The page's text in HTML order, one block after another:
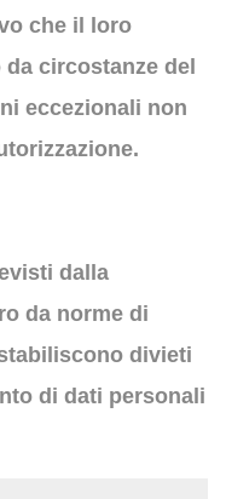
che il loro
circostanze del
eccezionali non
dalla
da norme di
divieti
di dati personali